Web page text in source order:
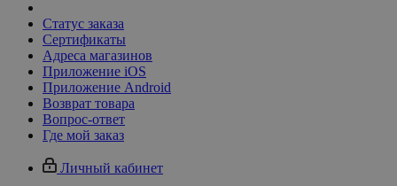
Статус заказа
Сертификаты
Адреса магазинов
Приложение iOS
Приложение Android
Возврат товара
Вопрос-ответ
Где мой заказ
Личный кабинет